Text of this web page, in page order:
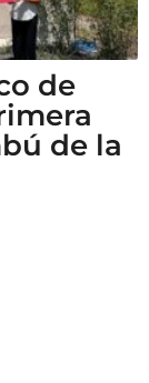
de
de la